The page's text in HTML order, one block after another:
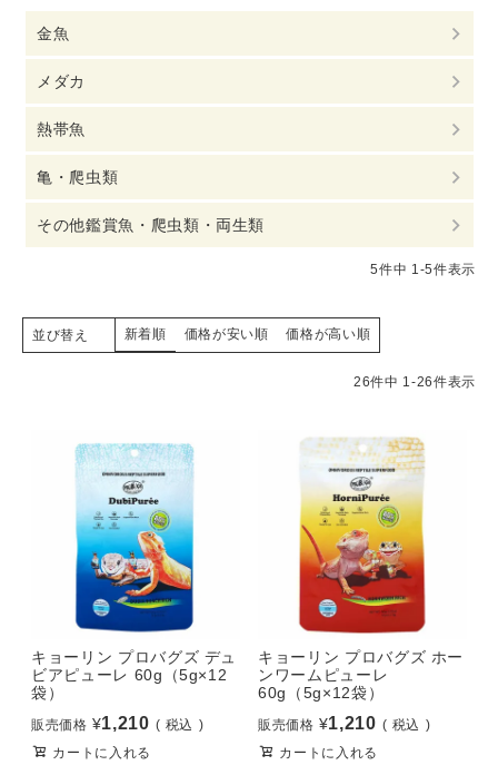
金魚
メダカ
熱帯魚
亀・爬虫類
その他鑑賞魚・爬虫類・両生類
5件中 1-5件表示
並び替え 新着順 価格が安い順 価格が高い順
26件中 1-26件表示
キョーリン プロバグズ デュ
ビアピューレ 60g（5g×12
袋）
販売価格 ¥1,210
税込
カートに入れる
キョーリン プロバグズ ホー
ンワームピューレ
60g（5g×12袋）
販売価格 ¥1,210
税込
カートに入れる